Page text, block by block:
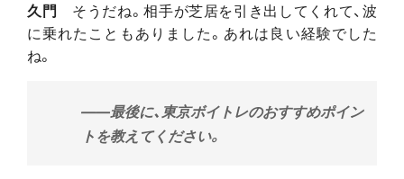
久門 そうだね。相手が芝居を引き出してくれて、波
に乗れたこともありました。あれは良い経験でした
ね。
――最後に、東京ボイトレのおすすめポイン
トを教えてください。